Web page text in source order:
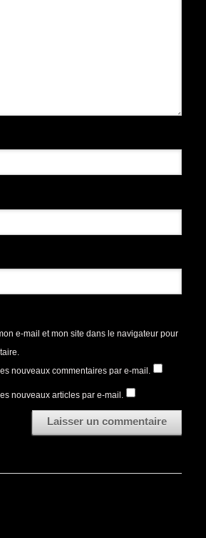
e-mail et mon site dans le navigateur pour
nouveaux commentaires par e-mail.
nouveaux articles par e-mail.